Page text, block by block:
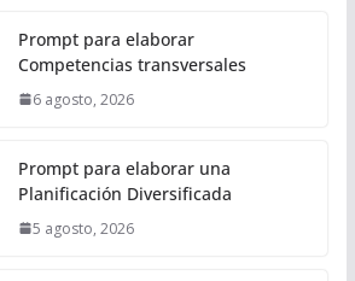
Prompt para elaborar
Competencias transversales
6 agosto, 2026
Prompt para elaborar una
Planificación Diversificada
5 agosto, 2026